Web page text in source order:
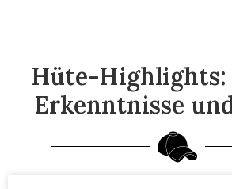
Hüte-Highlights:
Erkenntnisse